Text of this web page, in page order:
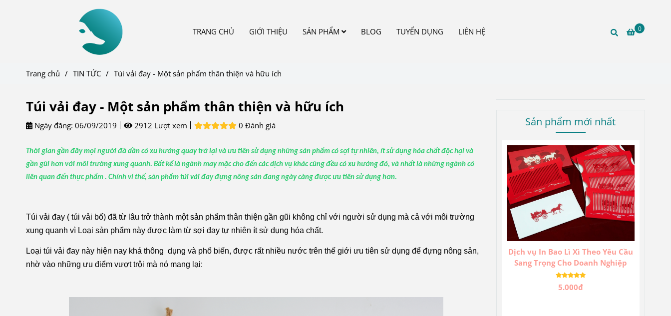
0
TRANG CHỦ GIỚI THIỆU SẢN PHẨM BLOG TUYỂN DỤNG LIÊN HỆ
Trang chủ / TIN TỨC / Túi vải đay - Một sản phẩm thân thiện và hữu ích
Túi vải đay - Một sản phẩm thân thiện và hữu ích
Ngày đăng: 06/09/2019 2912 Lượt xem 0 Đánh giá
Thời gian gần đây mọi người đã dần có xu hướng quay trở lại và ưu tiên sử dụng những sản phẩm có sợi tự nhiên, ít sử dụng hóa chất độc hại và
gần gũi hơn với môi trường xung quanh. Bất kể là ngành may mặc cho đến các dịch vụ khác cũng đều có xu hướng đó, và nhất là những ngành có
liên quan đến thực phẩm . Chính vì thế, sản phẩm túi vải đay đựng nông sản đang ngày càng được ưu tiên sử dụng hơn.
Túi vải đay ( túi vải bố) đã từ lâu trở thành một sản phẩm thân thiện gần gũi không chỉ với người sử dụng mà cả với môi trường
xung quanh vì Loại sản phẩm này được làm từ sợi đay tự nhiên ít sử dụng hóa chất.
Loại túi vải đay này hiện nay khá thông dụng và phổ biến, được rất nhiều nước trên thế giới ưu tiên sử dụng để đựng nông sản,
nhờ vào những ưu điểm vượt trội mà nó mang lại:
Sản phẩm mới nhất
Dịch vụ In Bao Lì Xì Theo Yêu Cầu
Sang Trọng Cho Doanh Nghiệp
5.000đ